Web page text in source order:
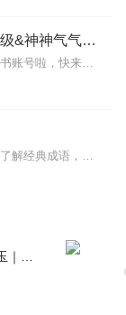
李哪吒上学记｜稀里糊涂一年级&神神气气二年级
其他互动【东海小学李哪吒】开小红书账号啦，快来关注和李哪吒成为好朋友！有机会免费领儿童会员、官方周边！【点击加入】东海小学广播站圈子，更多互动！李哪吒全新冒险番...
通过一个个小故事，让小朋友们深入了解经典成语，成为勇敢、有爱、团结、阳光的优秀孩子。